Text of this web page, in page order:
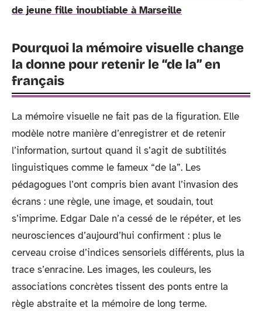
de jeune fille inoubliable à Marseille
Pourquoi la mémoire visuelle change
la donne pour retenir le “de la” en
français
La mémoire visuelle ne fait pas de la figuration. Elle
modèle notre manière d’enregistrer et de retenir
l’information, surtout quand il s’agit de subtilités
linguistiques comme le fameux “de la”. Les
pédagogues l’ont compris bien avant l’invasion des
écrans : une règle, une image, et soudain, tout
s’imprime. Edgar Dale n’a cessé de le répéter, et les
neurosciences d’aujourd’hui confirment : plus le
cerveau croise d’indices sensoriels différents, plus la
trace s’enracine. Les images, les couleurs, les
associations concrètes tissent des ponts entre la
règle abstraite et la mémoire de long terme.